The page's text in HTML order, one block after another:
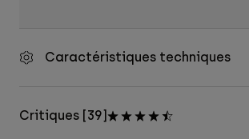
Caractéristiques techniques
Critiques [39]